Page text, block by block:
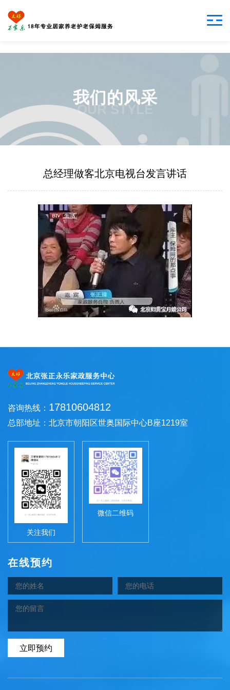
我们的风采
OUR STYLE
总经理做客北京电视台发言讲话
咨询热线： 17810604812
总部地址：北京市朝阳区世奥国际中心B座1219室
关注我们
微信二维码
在线预约
立即预约